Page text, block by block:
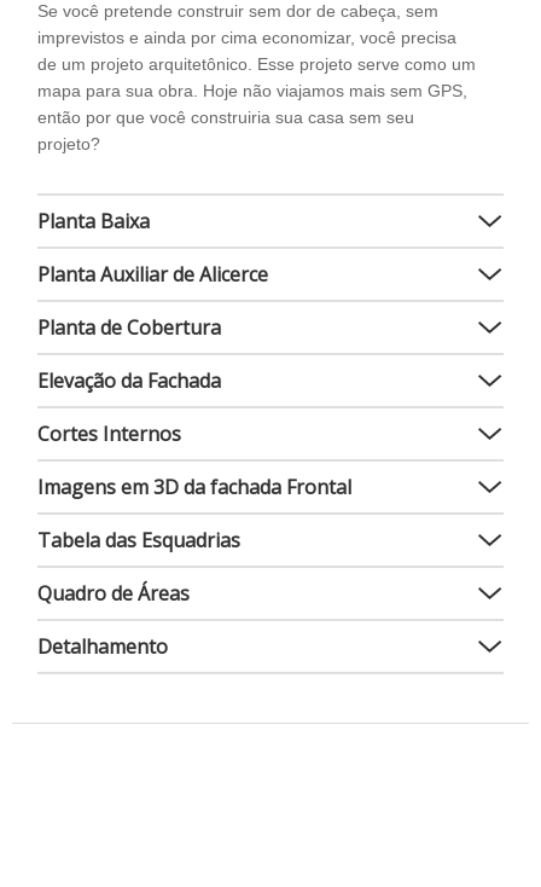
Se você pretende construir sem dor de cabeça, sem
imprevistos e ainda por cima economizar, você precisa
de um projeto arquitetônico. Esse projeto serve como um
mapa para sua obra. Hoje não viajamos mais sem GPS,
então por que você construiria sua casa sem seu
projeto?
Planta Baixa
Planta Auxiliar de Alicerce
Planta de Cobertura
Elevação da Fachada
Cortes Internos
Imagens em 3D da fachada Frontal
Tabela das Esquadrias
Quadro de Áreas
Detalhamento